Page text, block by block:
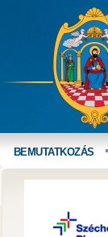
BEMUTATKOZÁS